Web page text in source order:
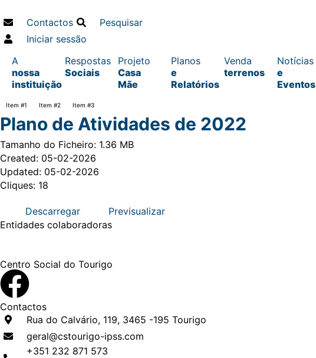
Contactos
Pesquisar
Iniciar sessão
A
nossa
instituição
Respostas
Sociais
Projeto
Casa
Mãe
Planos
e
Relatórios
Venda
terrenos
Notícias
e
Eventos
Item #1 Item #2 Item #3
Plano de Atividades de 2022
Tamanho do Ficheiro: 1.36 MB
Created: 05-02-2026
Updated: 05-02-2026
Cliques: 18
Descarregar
Previsualizar
Entidades colaboradoras
Centro Social do Tourigo
Contactos
Rua do Calvário, 119, 3465 -195 Tourigo
geral@cstourigo-ipss.com
+351 232 871 573